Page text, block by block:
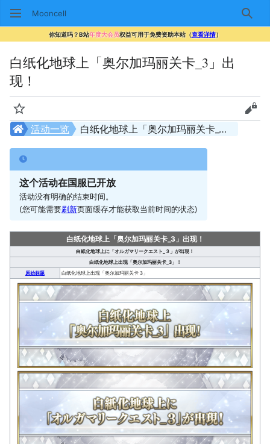
Mooncell 搜索
你知道吗？B站年度大会员权益可用于免费资助本站（查看详情）
白纸化地球上「奥尔加玛丽关卡_3」出
现！
监视 查看
白纸化地球上「奥尔加玛丽关卡_3」出现！
活动一览
这个活动在国服已开放
活动没有明确的结束时间。
(您可能需要刷新页面缓存才能获取当前时间的状态)
白纸化地球上「奥尔加玛丽关卡_3」出现！
白紙化地球上に「オルガマリークエスト_３」が出現！
白纸化地球上出现「奥尔加玛丽关卡_3」！
原始标题
白纸化地球上出现「奥尔加玛丽关卡 3」